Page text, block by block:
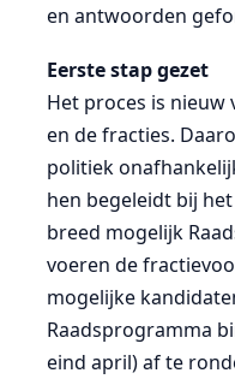
en antwoorden
Eerste stap gezet
Het proces is nieuw
en de fracties.
politiek
hen begeleidt bij
breed mogelijk
voeren de
mogelijke
Raadsprogramma
eind april) af te